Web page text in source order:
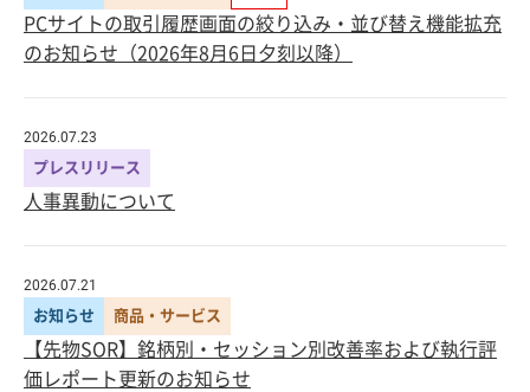
PCサイトの取引履歴画面の絞り込み・並び替え機能拡充
のお知らせ（2026年8月6日夕刻以降）
2026.07.23
プレスリリース
人事異動について
2026.07.21
お知らせ 商品・サービス
【先物SOR】銘柄別・セッション別改善率および執行評
価レポート更新のお知らせ